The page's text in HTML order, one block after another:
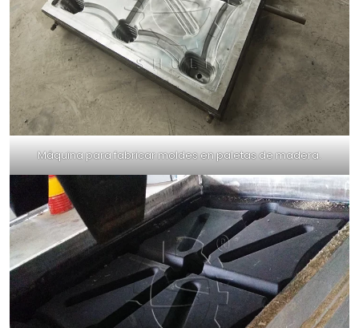
Máquina para fabricar moldes en paletas de madera.